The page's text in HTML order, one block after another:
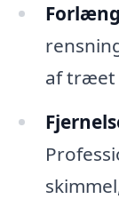
af træet